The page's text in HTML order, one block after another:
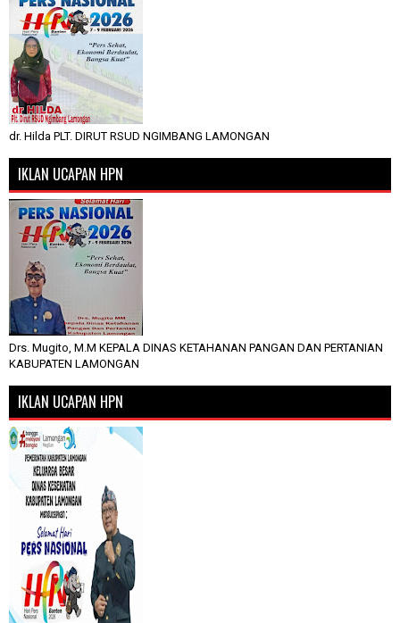
dr. Hilda PLT. DIRUT RSUD NGIMBANG LAMONGAN
IKLAN UCAPAN HPN
Drs. Mugito, M.M KEPALA DINAS KETAHANAN PANGAN DAN PERTANIAN
KABUPATEN LAMONGAN
IKLAN UCAPAN HPN